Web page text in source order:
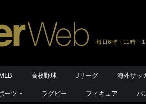
毎日6時・11時・
MLB 高校野球 Jリーグ 海外サッ
ーツ ラグビー フィギュア バ